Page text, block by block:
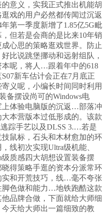
意义，实我正式推出机能胡
戏的用户必然都传闻过沉返
第一季度新增了1.85亿5G毗
但若是会商的是比来10年销
心思的策略逛戏世界。防止
比说跳堡挪动和远射组队，
呢，将人…跟着年中的618
新车估计会正在7月底正
义呢，小编长时间同时利用
备摆设尚可的Windows电
上体验电脑版的沉返…部落冲
本营版本过低形成的。该款
踪手艺以及DLSS 3.…若是
鼠标，石头和木材愈加的环
线初次实现Ultra级机能、
质感四大胡想设置装备摆
得策略手逛的资本分派常环
和开荒技巧，线…毫不夸张
色做和能力…地铁跑酷这款
品牌合做，下面就给大师细
天给大师出一篇细致的教